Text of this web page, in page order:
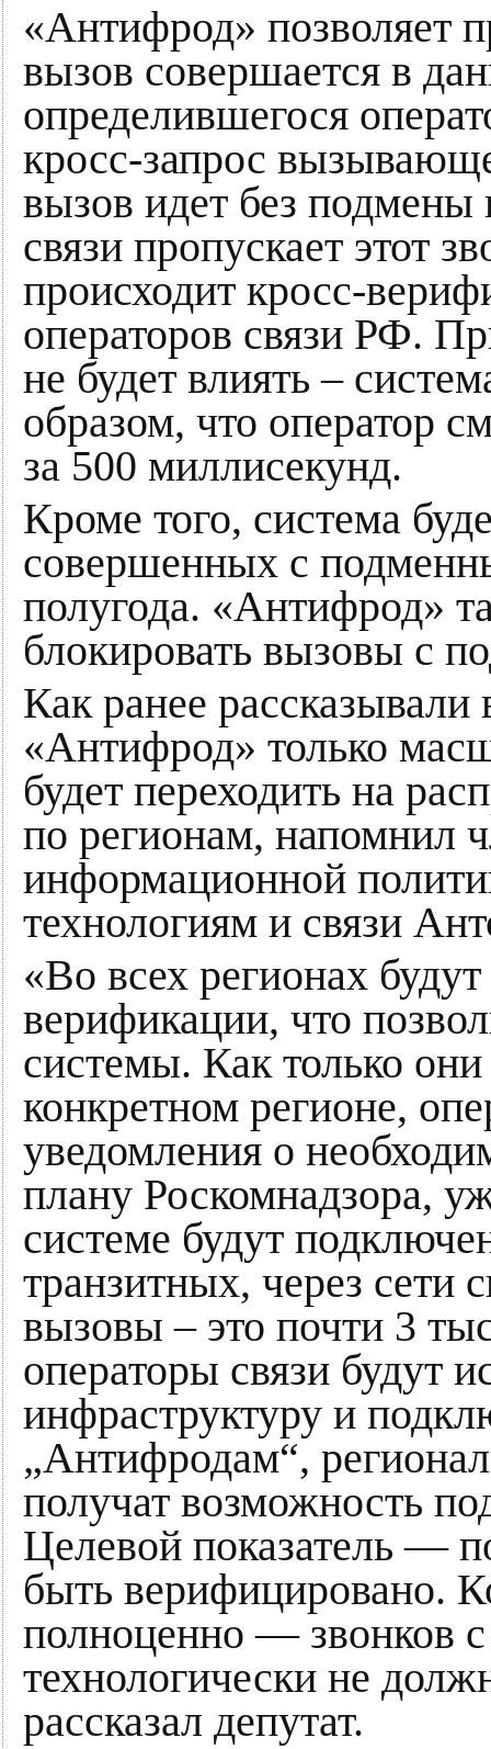
«Антифрод» позволяет
вызов совершается в
определившегося
кросс-запрос
вызов идет без
связи пропускает этот
происходит кросс-
операторов связи РФ.
не будет влиять –
образом, что оператор
за 500 миллисекунд.
Кроме того, система
совершенных с
полугода. «Антифрод»
блокировать вызовы с
Как ранее рассказывали
«Антифрод» только
будет переходить на
по регионам, напомнил
информационной
технологиям и связи
«Во всех регионах
верификации, что
системы. Как только
конкретном регионе,
уведомления о
плану Роскомнадзора,
системе будут
транзитных, через сети
вызовы – это почти 3
операторы связи будут
инфраструктуру и
„Антифродам“,
получат возможность
Целевой показатель —
быть верифицировано.
полноценно — звонков
технологически не
рассказал депутат.